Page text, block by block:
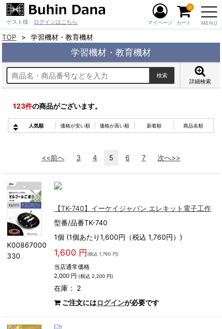
ゲスト様 ログインはこちら MENU
マイページ カート
0
TOP 学習機材・教育機材
学習機材・教育機材
詳細検索
123件の商品がございます。
人気順 価格が安い順 価格が高い順 新着順 商品名順
<<前へ 3 4 5 6 7 次へ>>
K00867000
330
【TK-740】イーケイジャパン エレキット電子工作
型番/品番TK-740
1個 (1個あたり1,600円（税込 1,760円）)
1,600 円 (税込 1,760 円)
当店通常価格
2,000 円 (税込 2,200 円)
在庫： 2
ご注文にはログインが必要です